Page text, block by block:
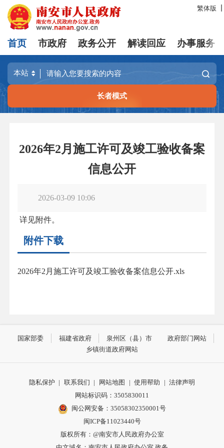
繁体版
首页 市政府 政务公开 解读回应 办事服务
长者模式
2026年2月施工许可及竣工验收备案
信息公开
2026-03-09 10:06
详见附件。
附件下载
2026年2月施工许可及竣工验收备案信息公开.xls
国家部委 福建省政府 泉州区（县）市
政府部门网站
乡镇街道政府网站
隐私保护 | 联系我们 | 网站地图 | 使用帮助 | 法律声明
网站标识码：3505830011
闽公网安备：35058302350001号
闽ICP备11023440号
版权所有：@南安市人民政府办公室